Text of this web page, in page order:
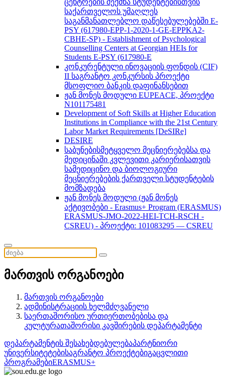
ცენტრების შექმნა სტუდენტებისთვის
საქართველოს უმაღლეს
საგანმანათლებლო დაწესებულებებში E-
PSY (617980-EPP-1-2020-1-GE-EPPKA2-
CBHE-SP) - Establishment of Psychological
Counselling Centers at Georgian HEIs for
Students E-PSY (617980-E
კონკურენტული ინოვაციის ფონდის (CIF)
II საგრანტო კონკურსის პროექტი
მსოფლიო ბანკის დაფინანსებით
ჟან მონეს მოდული EUPEACE, პროექტი
N101175481
Development of Soft Skills at Higher Education
Institutions in Compliance with the 21st Century
Labor Market Requirements [DeSIRe]
DESIRE
საბუნებისმეტყველო მეცნიერებებსა და
მედიცინაში კვლევითი კარიერისათვის
სამედიცინო და ბიოლოგიური
მეცნიერებების ქართველი სტუდენტების
მომზადება
ჟან მონეს მოდული (ჟან მონეს
აქტივობები - Erasmus+ Program (ERASMUS)
ERASMUS-JMO-2022-HEI-TCH-RSCH -
CSREU) - პროექტი: 101083295 — CSREU
მართვის ორგანოები
მართვის ორგანოები
ადმინისტრაციის ხელმძღვანელი
საერთაშორისო ურთიერთობებისა და
კულტურათაშორისი კავშირების დეპარტამენტი
დეპარტამენტის შესახებდებულებაპარტნიორი
უნივერსიტეტებისაგრანტო პროექტებიგაცვლითი
პროგრამებიERASMUS+